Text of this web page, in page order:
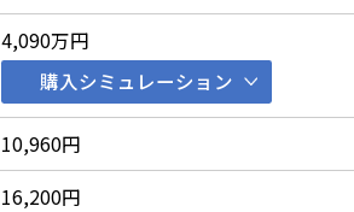
4,090万円
購入シミュレーション
10,960円
16,200円